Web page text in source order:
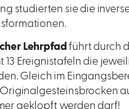
studierten sie die
Lehrpfad führt durch
Ereignistafeln die
Gleich im
geklopft werden darf!